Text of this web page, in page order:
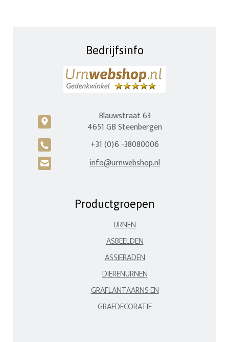
Bedrijfsinfo
c
Blauwstraat 63
4651 GB Steenbergen
A +31 (0)6 -38080006
H info@urnwebshop.nl
Productgroepen
URNEN
ASBEELDEN
ASSIERADEN
DIERENURNEN
GRAFLANTAARNS EN
GRAFDECORATIE